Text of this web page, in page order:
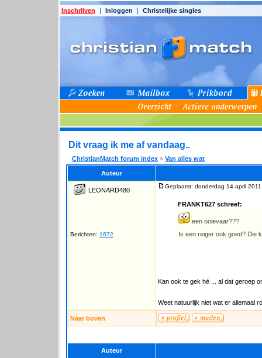
Inschrijven Inloggen Christelijke singles
Dit vraag ik me af vandaag..
ChristianMatch forum index » Van alles wat
Auteur
LEONARD480
Berichten: 1672
Geplaatst: donderdag 14 april
FRANKT627 schreef:
een ooievaar???
Is een reiger ook goed? Die
Kan ook te gek hé ... al dat geroep
Weet natuurlijk niet wat er allemaal
Naar boven
Auteur